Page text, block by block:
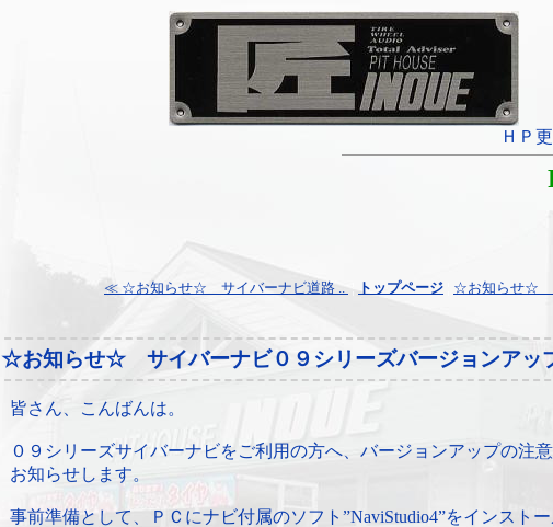
ＨＰ
≪ ☆お知らせ☆ サイバーナビ道路 .. トップページ ☆お知らせ☆
☆お知らせ☆ サイバーナビ０９シリーズバージョンアッ
皆さん、こんばんは。
０９シリーズサイバーナビをご利用の方へ、バージョンアップの注
お知らせします。
事前準備として、ＰＣにナビ付属のソフト”NaviStudio4”をインストー